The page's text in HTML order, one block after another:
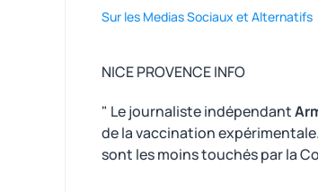
Sur les Medias Sociaux et Alternatifs
NICE PROVENCE INFO
" Le journaliste indépendant
de la vaccination
sont les moins touchés par la